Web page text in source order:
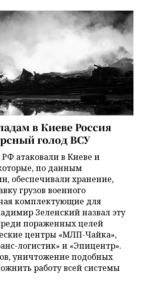
в Киеве Россия
голод ВСУ
атаковали в Киеве и
по данным
обеспечивали хранение,
грузов военного
комплектующие для
Зеленский назвал эту
пораженных целей
центры «МЛП-Чайка»,
логистик» и «Эпицентр».
уничтожение подобных
работу всей системы